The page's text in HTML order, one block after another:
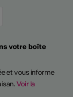
votre boîte
et vous informe
Voir la